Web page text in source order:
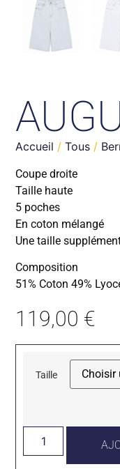
Accueil /Tous /
Coupe droite
Taille haute
5 poches
En coton mélangé
Une taille
Composition
51% Coton 49%
119,00 €
Taille